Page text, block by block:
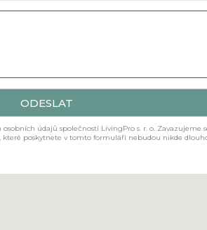
ODESLAT
údajů společností LivingPro s. r. o.
poskytnete v tomto formuláři nebudou nikde